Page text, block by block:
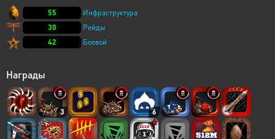
55
Инфраструктура
30
Рейды
42
Боевой
Награды
3 6